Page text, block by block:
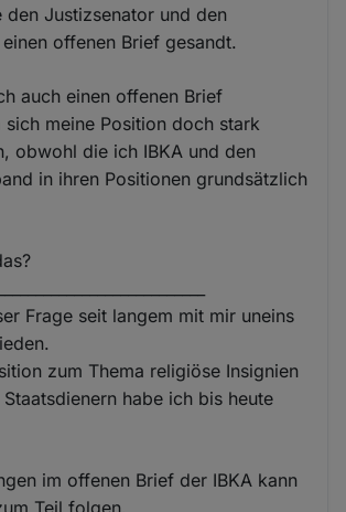
den Justizsenator und den
offenen Brief gesandt.
auch einen offenen Brief
sich meine Position doch stark
obwohl die ich IBKA und den
in ihren Positionen grundsätzlich
Frage seit langem mit mir uneins
zum Thema religiöse Insignien
habe ich bis heute
im offenen Brief der IBKA kann